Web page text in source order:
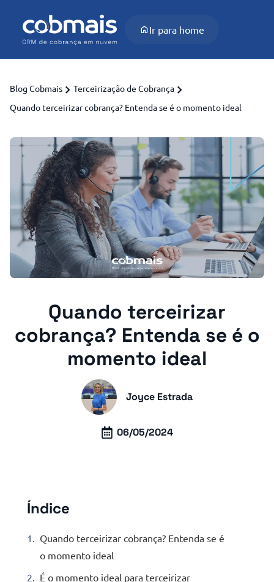
Ir para home
Blog Cobmais
Terceirização de Cobrança
Quando terceirizar cobrança? Entenda se é o momento ideal
Quando terceirizar
cobrança? Entenda se é o
momento ideal
Joyce Estrada
06/05/2024
Índice
Quando terceirizar cobrança? Entenda se é
o momento ideal
É o momento ideal para terceirizar